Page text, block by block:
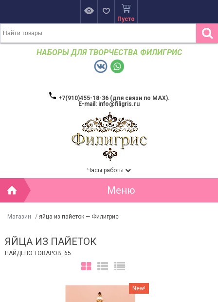
Пусто
НАБОРЫ ДЛЯ ТВОРЧЕСТВА ФИЛИГРИС
+7(910)455-18-36 (для связи по MAX).
E-mail: info@filigris.ru
Часы работы
Меню
Магазин / яйца из пайеток — Филигрис
ЯЙЦА ИЗ ПАЙЕТОК
НАЙДЕНО ТОВАРОВ: 65
New!